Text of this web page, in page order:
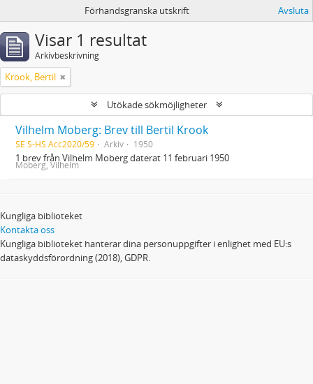
Förhandsgranska utskrift Avsluta
Visar 1 resultat
Arkivbeskrivning
Krook, Bertil
Utökade sökmöjligheter
Vilhelm Moberg: Brev till Bertil Krook
SE S-HS Acc2020/59 Arkiv 1950
1 brev från Vilhelm Moberg daterat 11 februari 1950
Moberg, Vilhelm
Kungliga biblioteket
Kontakta oss
Kungliga biblioteket hanterar dina personuppgifter i enlighet med EU:s
dataskyddsförordning (2018), GDPR.